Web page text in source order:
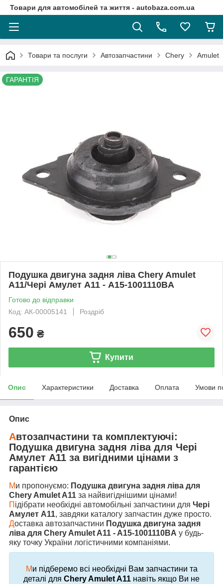
Товари для автомобілей та життя - autobaza.com.ua
Товари та послуги Автозапчастини Chery Amulet
ГАРАНТІЯ
Подушка двигуна задня ліва Chery Amulet
A11/Чері Амулет А11 - A15-1001110BA
Готово до відправки
Код: АК-00005141
Роздріб
650 ₴
Купити
Опис Характеристики Доставка Оплата Умови
Опис
Автозапчастини та комплектуючі:
Подушка двигуна задня лівадля Чері
Амулет А11 за вигідними цінами з
гарантією
Ми пропонуємо: Подушка двигуна задня ліва для
Chery Amulet A11 за найвигіднішими цінами!
П ідібрати необхідні автомобільні запчастини для Чері
Амулет А11, завдяки каталогу запчастин дуже просто.
Доставка автозапчастини Подушка двигуна задня
ліва для Chery Amulet A11 - A15-1001110BA у будь-
яку точку України логістичними компаніями.
Ми підберемо всі необхідні Вам запчастини та
деталі для Chery Amulet A11 навіть якщо Ви не